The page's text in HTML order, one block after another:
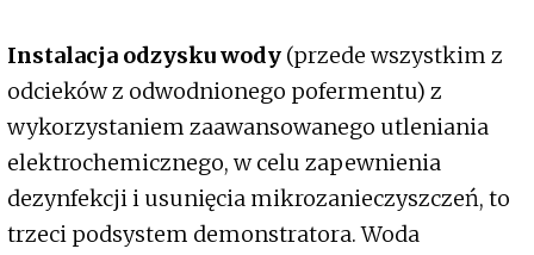
Instalacja odzysku wody (przede wszystkim z
odcieków z odwodnionego pofermentu) z
wykorzystaniem zaawansowanego utleniania
elektrochemicznego, w celu zapewnienia
dezynfekcji i usunięcia mikrozanieczyszczeń, to
trzeci podsystem demonstratora. Woda